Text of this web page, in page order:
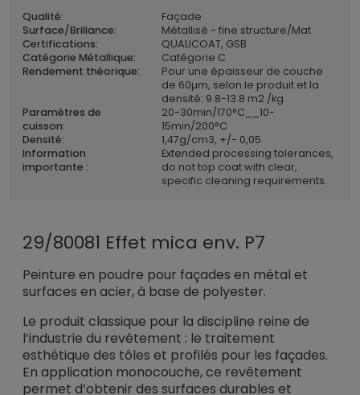
Qualité:
Façade
Surface/Brillance:
Métallisé - fine structure/Mat
Certifications:
QUALICOAT, GSB
Catégorie Métallique:
Catégorie C
Rendement théorique:
Pour une épaisseur de couche
de 60µm, selon le produit et la
densité: 9.8-13.8 m2 /kg
Paramètres de
cuisson:
20-30min/170°C__10-
15min/200°C
Densité:
1,47g/cm3, +/- 0,05
Information
importante :
Extended processing tolerances,
do not top coat with clear,
specific cleaning requirements.
29/80081 Effet mica env. P7
Peinture en poudre pour façades en métal et
surfaces en acier, à base de polyester.
Le produit classique pour la discipline reine de
l’industrie du revêtement : le traitement
esthétique des tôles et profilés pour les façades.
En application monocouche, ce revêtement
permet d’obtenir des surfaces durables et